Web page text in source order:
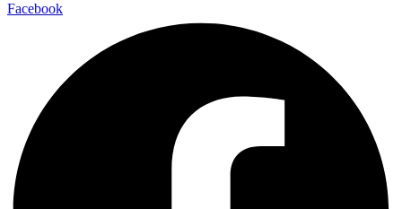
Facebook